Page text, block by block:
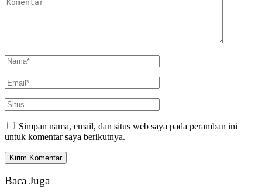
Simpan nama, email, dan situs web saya pada peramban ini
untuk komentar saya berikutnya.
Baca Juga